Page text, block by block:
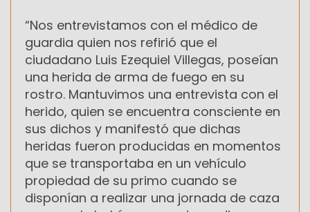
“Nos entrevistamos con el médico de
guardia quien nos refirió que el
ciudadano Luis Ezequiel Villegas, poseían
una herida de arma de fuego en su
rostro. Mantuvimos una entrevista con el
herido, quien se encuentra consciente en
sus dichos y manifestó que dichas
heridas fueron producidas en momentos
que se transportaba en un vehículo
propiedad de su primo cuando se
disponían a realizar una jornada de caza